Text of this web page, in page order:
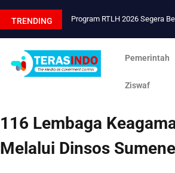
TRENDING Program RTLH 2026 Segera
Pemerintah
Ziswaf
116 Lembaga
Melalui Dinsos